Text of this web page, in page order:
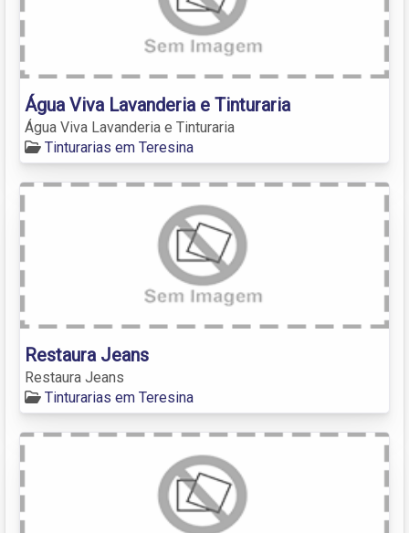
Água Viva Lavanderia e Tinturaria
Água Viva Lavanderia e Tinturaria
Tinturarias em Teresina
Restaura Jeans
Restaura Jeans
Tinturarias em Teresina